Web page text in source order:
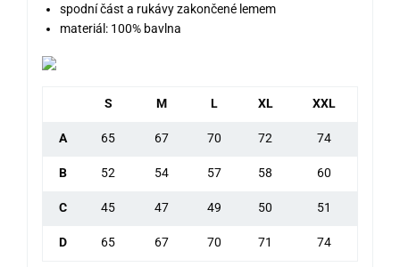
spodní část a rukávy zakončené lemem
materiál: 100% bavlna
S M L XL XXL
A 65 67 70 72 74
B 52 54 57 58 60
C 45 47 49 50 51
D 65 67 70 71 74